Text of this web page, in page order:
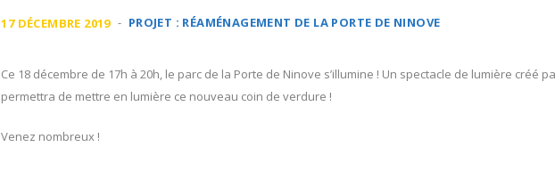
17 DÉCEMBRE 2019 - PROJET : RÉAMÉNAGEMENT DE LAPORTE DE NINOVE
Ce 18 décembre de 17h à 20h, le parc de la Porte de Ninove s’illumine ! Un spectacle de lumière créé
permettra de mettre en lumière ce nouveau coin de verdure !
Venez nombreux !